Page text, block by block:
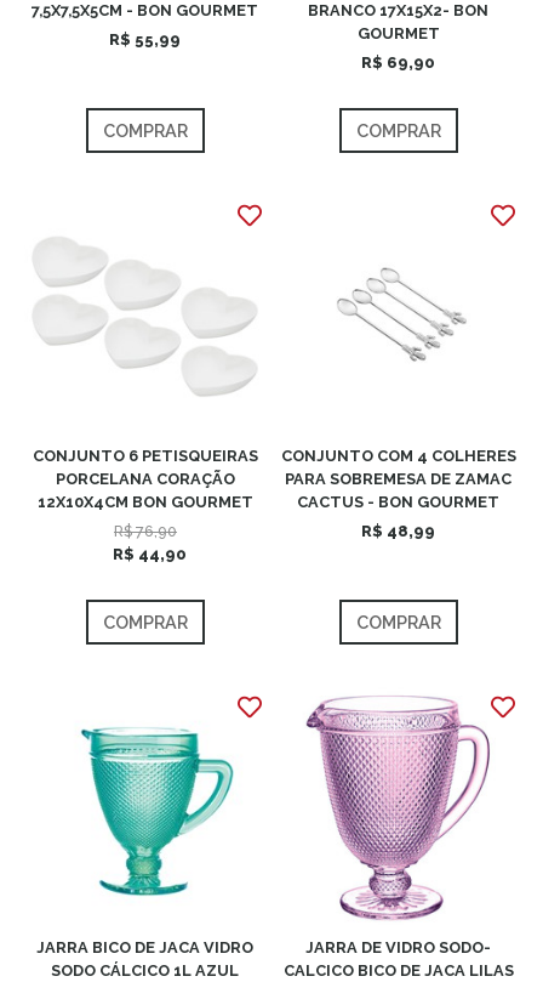
7,5X7,5X5CM - BON GOURMET
R$ 55,99
COMPRAR
BRANCO 17X15X2- BON
GOURMET
R$ 69,90
COMPRAR
CONJUNTO 6 PETISQUEIRAS
PORCELANA CORAÇÃO
12X10X4CM BON GOURMET
R$ 76,90
R$ 44,90
COMPRAR
CONJUNTO COM 4 COLHERES
PARA SOBREMESA DE ZAMAC
CACTUS - BON GOURMET
R$ 48,99
COMPRAR
JARRA BICO DE JACA VIDRO
SODO CÁLCICO 1L AZUL
JARRA DE VIDRO SODO-
CALCICO BICO DE JACA LILAS